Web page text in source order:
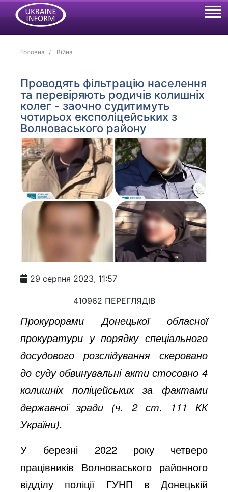
Головна Війна
Проводять фільтрацію населення
та перевіряють родичів колишніх
колег - заочно судитимуть
чотирьох експоліцейських з
Волноваського району
29 серпня 2023, 11:57
410962 ПЕРЕГЛЯДІВ
Прокурорами Донецької обласної
прокуратури у порядку спеціального
досудового розслідування скеровано
до суду обвинувальні акти стосовно 4
колишніх поліцейських за фактами
державної зради (ч. 2 ст. 111 КК
України).
У березні 2022 року четверо
працівників Волноваського районного
відділу поліції ГУНП в Донецькій